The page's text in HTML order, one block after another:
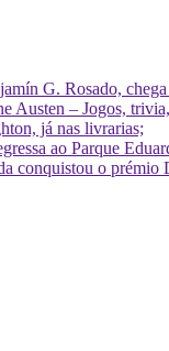
G. Rosado,
Austen – Jogos,
já nas livrarias;
ao Parque
conquistou o